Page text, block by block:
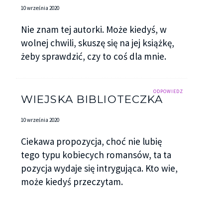
10 września 2020
Nie znam tej autorki. Może kiedyś, w
wolnej chwili, skuszę się na jej książkę,
żeby sprawdzić, czy to coś dla mnie.
ODPOWIEDZ
WIEJSKA BIBLIOTECZKA
10 września 2020
Ciekawa propozycja, choć nie lubię
tego typu kobiecych romansów, ta ta
pozycja wydaje się intrygująca. Kto wie,
może kiedyś przeczytam.